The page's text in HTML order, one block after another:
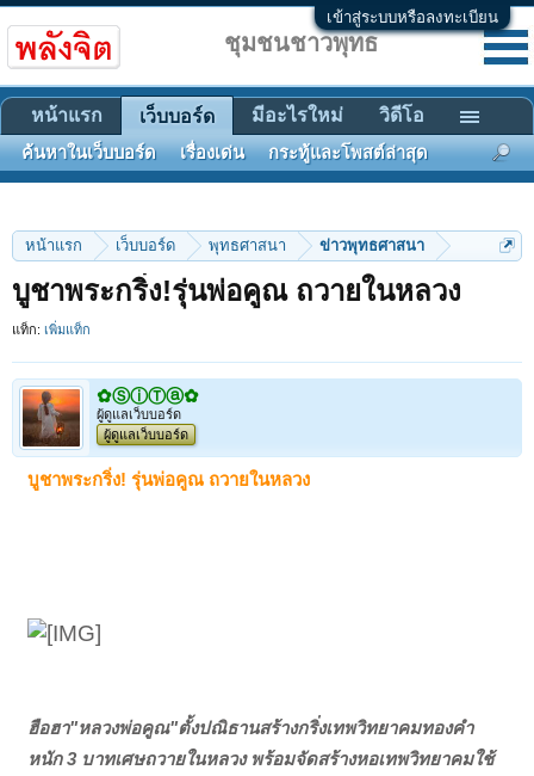
เข้าสู่ระบบหรือลงทะเบียน
หน้าแรก เว็บบอร์ด พุทธศาสนา ข่าวพุทธศาสนา
บูชาพระกริ่ง!รุ่นพ่อคูณ ถวายในหลวง
แท็ก: เพิ่มแท็ก
✿ⓈⓘⓉⓐ✿
ผู้ดูแลเว็บบอร์ด
ผู้ดูแลเว็บบอร์ด
บูชาพระกริ่ง! รุ่นพ่อคูณ ถวายในหลวง
ฮือฮา"หลวงพ่อคูณ"ตั้งปณิธานสร้างกริ่งเทพวิทยาคมทองคำ
หนัก 3 บาทเศษถวายในหลวง พร้อมจัดสร้างหอเทพวิทยาคมใช้
ชุมชนชาวพุทธ
หน้าแรก เว็บบอร์ด
ค้นหาในเว็บบอร์ด เรื่องเด่น กระทู้และโพสต์ล่าสุด
มีอะไรใหม่ วิดีโอ